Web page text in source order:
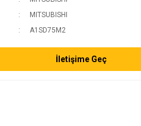
MITSUBISHI
A1SD75M2
İletişime Geç